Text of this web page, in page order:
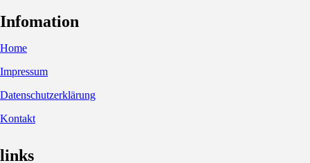
Infomation
Home
Impressum
Datenschutzerklärung
Kontakt
links